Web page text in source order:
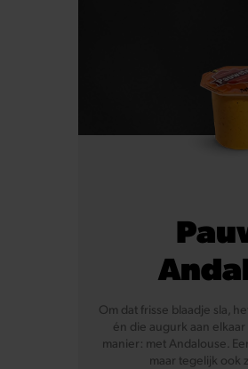
Om dat frisse blaadje sla,
én die augurk aan
manier: met Andalouse.
maar tegelijk ook